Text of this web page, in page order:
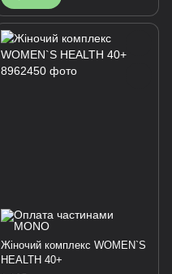
Жіночий комплекс WOMEN`S
HEALTH 40+